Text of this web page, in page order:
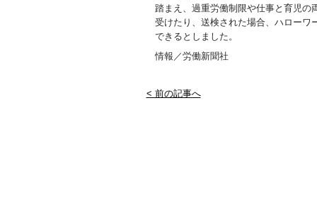
踏まえ、過重労働制限や仕事と育児の
受けたり、送検された場合、ハローワ
できるとしました。
情報／労働新聞社
< 前の記事へ